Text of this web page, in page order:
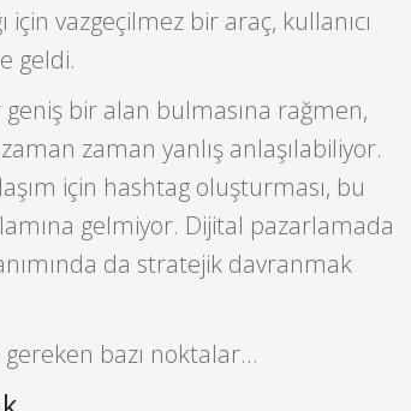
vazgeçilmez bir araç, kullanıcı
geldi.
bir alan bulmasına rağmen,
zaman yanlış anlaşılabiliyor.
için hashtag oluşturması, bu
gelmiyor. Dijital pazarlamada
da stratejik davranmak
bazı noktalar…